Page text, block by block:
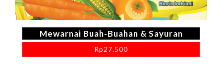
Mewarnai Buah-Buahan & Sayuran
Rp27.500